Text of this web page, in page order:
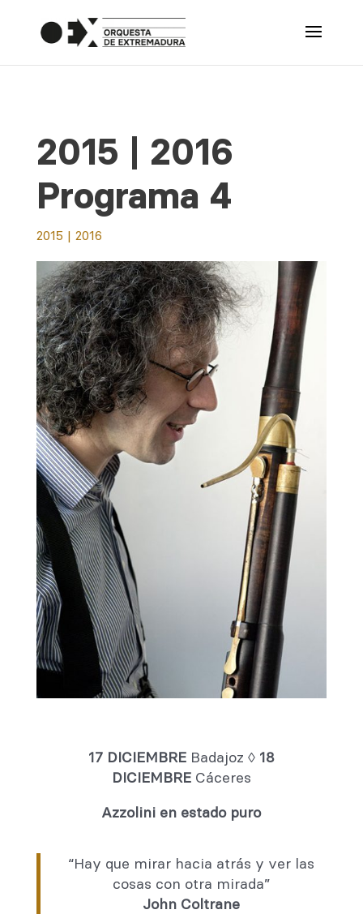
2015 | 2016
Programa 4
2015 | 2016
17 DICIEMBREBadajoz ◊ 18
DICIEMBRECáceres
Azzolini en estado puro
“Hay que mirar hacia atrás y ver las
cosas con otra mirada”
John Coltrane